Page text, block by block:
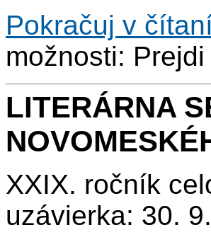
Pokračuj v
možnosti:
LITERÁRNA
XXIX. ročník
uzávierka: 30.